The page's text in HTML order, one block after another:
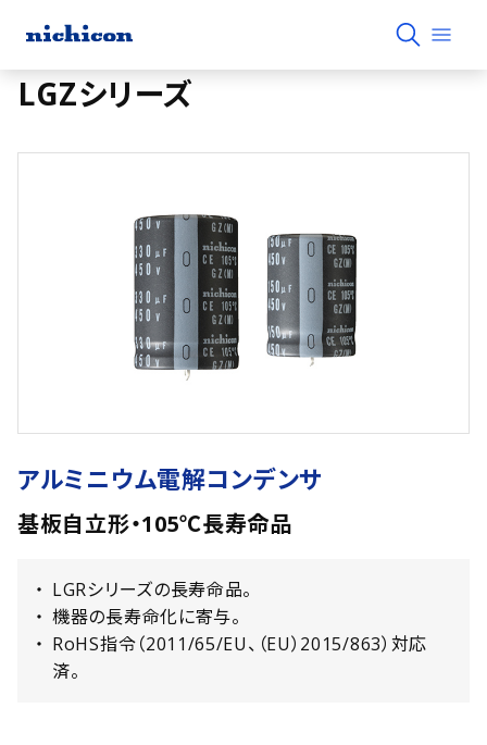
LGZシリーズ
アルミニウム電解コンデンサ
基板自立形・105℃長寿命品
LGRシリーズの長寿命品。
機器の長寿命化に寄与。
RoHS指令（2011/65/EU、（EU）2015/863）対応
済。